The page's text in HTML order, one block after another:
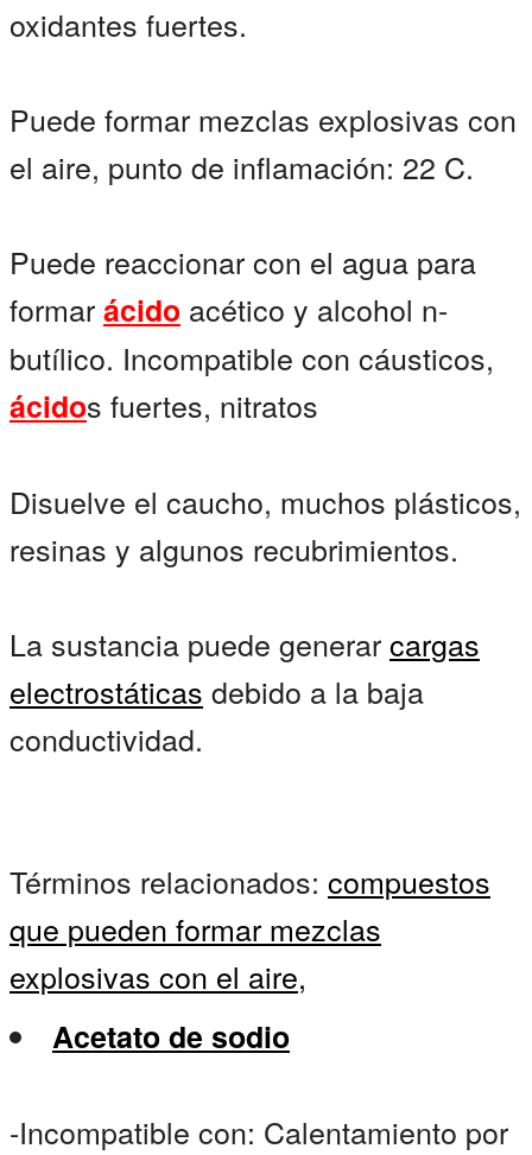
oxidantes fuertes.
Puede formar mezclas explosivas con
el aire, punto de inflamación: 22 C.
Puede reaccionar con el agua para
formarácido acético y alcohol n-
butílico. Incompatible con cáusticos,
ácidos fuertes, nitratos
Disuelve el caucho, muchos plásticos,
resinas y algunos recubrimientos.
La sustancia puede generarcargas
electrostáticas debido a la baja
conductividad.
Términos relacionados: compuestos
que pueden formar mezclas
explosivas con el aire,
Acetato de sodio
-Incompatible con: Calentamiento por